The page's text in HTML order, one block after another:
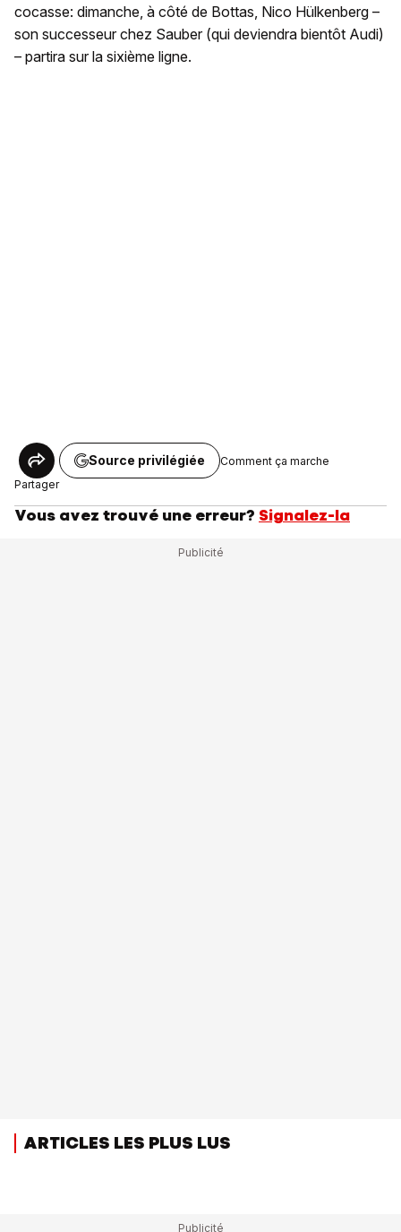
cocasse: dimanche, à côté de Bottas, Nico Hülkenberg –
son successeur chez Sauber (qui deviendra bientôt Audi)
– partira sur la sixième ligne.
Partager
Source privilégiée Comment ça marche
Vous avez trouvé une erreur? Signalez-la
ARTICLES LES PLUS LUS